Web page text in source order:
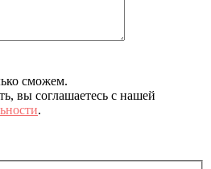
сможем.
вы соглашаетесь с нашей
.